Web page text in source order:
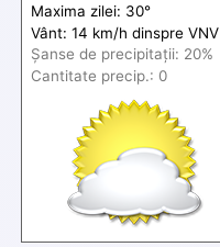
Maxima zilei: 30°
Vânt: 14 km/h dinspre VNV
Șanse de precipitații: 20%
Cantitate precip.: 0